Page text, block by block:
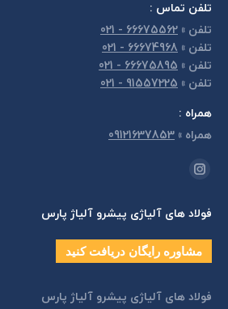
تلفن تماس :
تلفن »
66675562 - 021
تلفن »
66674968 - 021
تلفن »
66675895 - 021
تلفن »
91557225 - 021
همراه :
همراه »
09121637853
مارا در اینجا پیدا کنید:
اینستاگرام
opens
in
new
فولاد های آلیاژی پیشرو آلیاژ پارس
مشاوره رایگان دریافت کنید
فولاد های آلیاژی پیشرو آلیاژ پارس